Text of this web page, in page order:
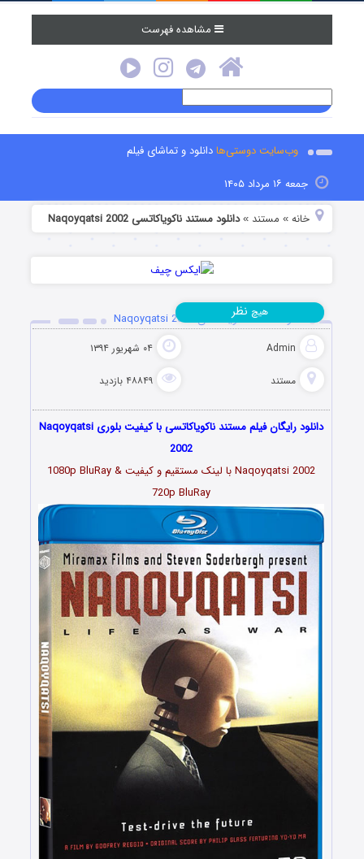
مشاهده فهرست
وب‌سایت دوستی‌هادانلود و تماشای فیلم
جمعه ۱۶ مرداد ۱۴۰۵
خانه » مستند »دانلود مستند ناکویاکاتسی Naqoyqatsi 2002
دانلود مستند ناکویاکاتسی Naqoyqatsi 2002
Admin ۰۴ شهریور ۱۳۹۴
مستند ۴۸۸۴۹ بازدید
هیچ نظر
دانلود رایگان فیلم مستند ناکویاکاتسی با کیفیت بلوری Naqoyqatsi
2002
Naqoyqatsi 2002 با لینک مستقیم و کیفیت 1080p BluRay &
720p BluRay